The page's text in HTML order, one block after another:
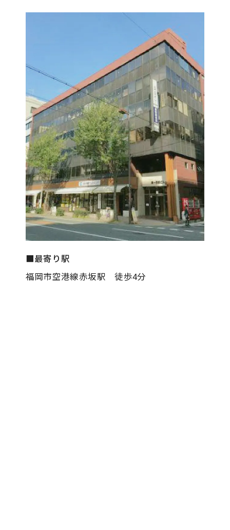
■最寄り駅
福岡市空港線赤坂駅 徒歩4分